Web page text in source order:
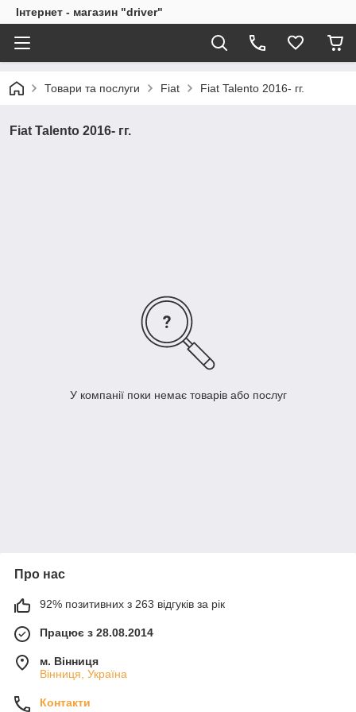
Інтернет - магазин "driver"
Товари та послуги Fiat Fiat Talento 2016- гг.
Fiat Talento 2016- гг.
У компанії поки немає товарів або послуг
Про нас
92% позитивних з 263 відгуків за рік
Працює з 28.08.2014
м. Вінниця
Вінниця, Україна
Контакти